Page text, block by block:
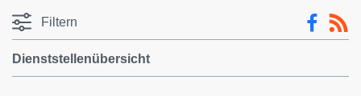
Filtern
Dienststellenübersicht